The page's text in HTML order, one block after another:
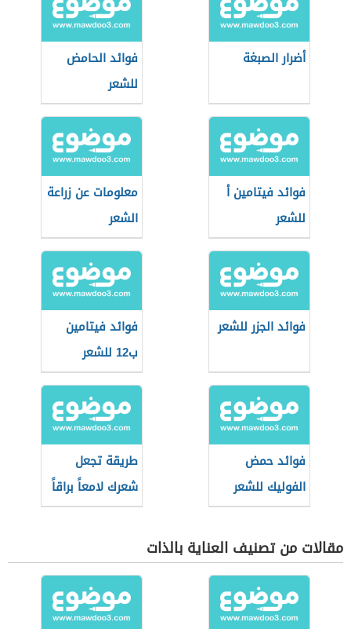
أضرار الصبغة
فوائد الحامض
للشعر
فوائد فيتامين أ
للشعر
معلومات عن زراعة
الشعر
فوائد الجزر للشعر
فوائد فيتامين
ب12 للشعر
فوائد حمض
الفوليك للشعر
طريقة تجعل
شعرك لامعاً براقاً
مقالات من تصنيف العناية بالذات